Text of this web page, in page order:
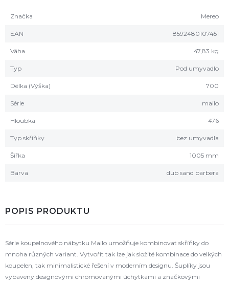
Značka Mereo
EAN 8592480107451
Váha 47,83 kg
Typ Pod umyvadlo
Délka (Výška) 700
Série mailo
Hloubka 476
Typ skříňky bez umyvadla
Šířka 1005 mm
Barva dub sand barbera
POPIS PRODUKTU
Série koupelnového nábytku Mailo umožňuje kombinovat skříňky do
mnoha různých variant. Vytvořit tak lze jak složité kombinace do velkých
koupelen, tak minimalistické řešení v moderním designu. Šuplíky jsou
vybaveny designovými chromovanými úchytkami a značkovými